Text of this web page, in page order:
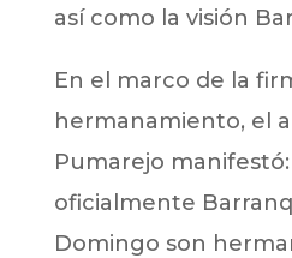
así como la visión
En el marco de la
hermanamiento, el
Pumarejo
oficialmente
Domingo son